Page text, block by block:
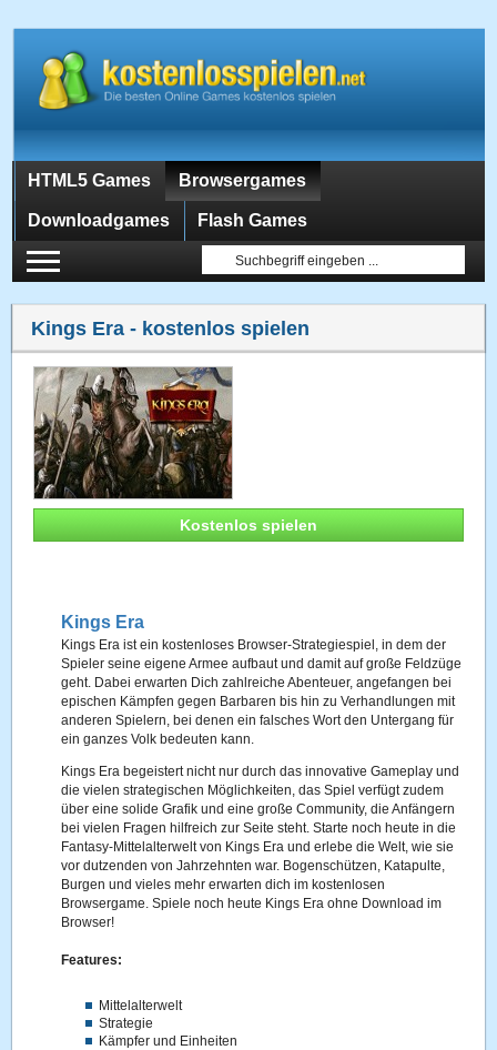
HTML5 Games Browsergames
Downloadgames Flash Games
Kings Era - kostenlos spielen
Kostenlos spielen
Kings Era
Kings Era ist ein kostenloses Browser-Strategiespiel, in dem der
Spieler seine eigene Armee aufbaut und damit auf große Feldzüge
geht. Dabei erwarten Dich zahlreiche Abenteuer, angefangen bei
epischen Kämpfen gegen Barbaren bis hin zu Verhandlungen mit
anderen Spielern, bei denen ein falsches Wort den Untergang für
ein ganzes Volk bedeuten kann.
Kings Era begeistert nicht nur durch das innovative Gameplay und
die vielen strategischen Möglichkeiten, das Spiel verfügt zudem
über eine solide Grafik und eine große Community, die Anfängern
bei vielen Fragen hilfreich zur Seite steht. Starte noch heute in die
Fantasy-Mittelalterwelt von Kings Era und erlebe die Welt, wie sie
vor dutzenden von Jahrzehnten war. Bogenschützen, Katapulte,
Burgen und vieles mehr erwarten dich im kostenlosen
Browsergame. Spiele noch heute Kings Era ohne Download im
Browser!
Features:
Mittelalterwelt
Strategie
Kämpfer und Einheiten